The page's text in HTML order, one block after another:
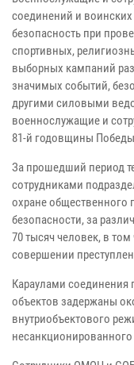
соединений и
безопасность при
спортивных,
выборных кампаний
значимых событий,
другими силовыми
военнослужащие и
81-й годовщины
За прошедший период
сотрудниками
охране общественного
безопасности, за
70 тысяч человек, в
совершении
Караулами соединения
объектов задержаны
внутриобъектового